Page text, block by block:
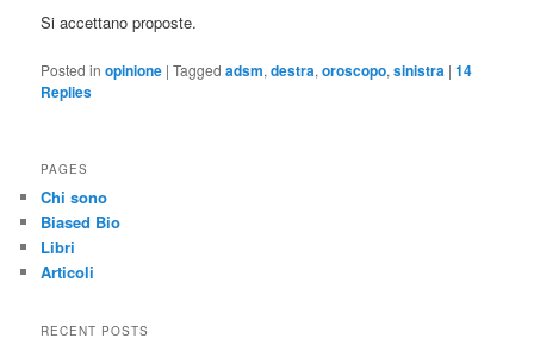
Si accettano proposte.
Posted in opinione |Tagged adsm,destra,oroscopo,sinistra |14
Replies
PAGES
Chi sono
Biased Bio
Libri
Articoli
RECENT POSTS